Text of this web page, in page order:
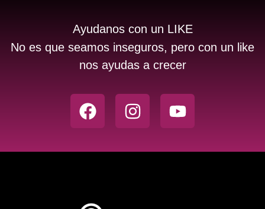
Ayudanos con un LIKE
No es que seamos inseguros, pero con un like
nos ayudas a crecer